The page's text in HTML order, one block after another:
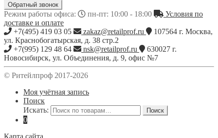
Обратный звонок
Режим работы офиса: пн-пт: 10:00 - 18:00
Условия по
доставке и оплате
+7(495) 419 03 05
zakaz@retailprof.ru 107564 г. Москва,
ул. Краснобогатырская, д. 38 стр.2
+7(995) 129 48 64
nsk@retailprof.ru 630027 г.
Новосибирск, ул. Объединения, д. 9, офис №7
© Ритейлпроф 2017-2026
Моя учётная запись
Поиск
Искать:
Поиск
0
Карта сайта